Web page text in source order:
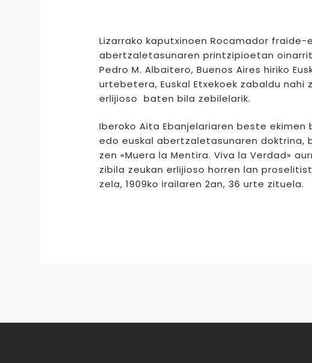
Lizarrako kaputxinoen Rocamador
abertzaletasunaren printzipioetan
Pedro M. Albaitero, Buenos Aires hiriko
urtebetera, Euskal Etxekoek zabaldu
erlijioso baten bila zebilelarik.
Iberoko Aita Ebanjelariaren beste ekimen
edo euskal abertzaletasunaren doktrina,
zen «Muera la Mentira. Viva la Verdad»
zibila zeukan erlijioso horren lan
zela, 1909ko irailaren 2an, 36 urte zituela.